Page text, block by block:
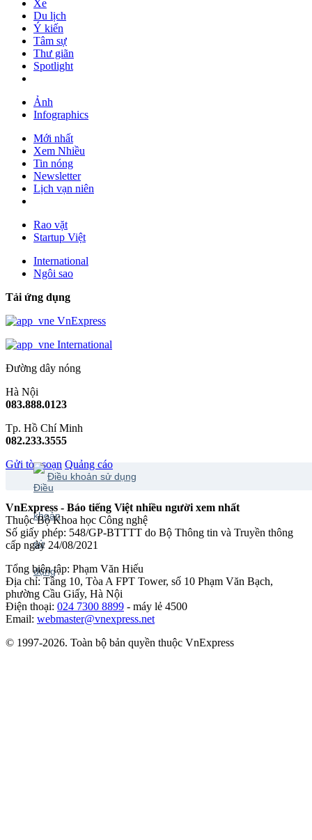
Xe
Du lịch
Ý kiến
Tâm sự
Thư giãn
Spotlight
Ảnh
Infographics
Mới nhất
Xem Nhiều
Tin nóng
Newsletter
Lịch vạn niên
Rao vặt
Startup Việt
International
Ngôi sao
Tải ứng dụng
VnExpress
International
Đường dây nóng
Hà Nội
083.888.0123
Tp. Hồ Chí Minh
082.233.3555
Gửi tòa soạn Quảng cáo
Điều khoản sử dụng
VnExpress - Báo tiếng Việt nhiều người xem nhất
Thuộc Bộ Khoa học Công nghệ
Số giấy phép: 548/GP-BTTTT do Bộ Thông tin và Truyền thông
cấp ngày 24/08/2021
Tổng biên tập: Phạm Văn Hiếu
Địa chỉ: Tầng 10, Tòa A FPT Tower, số 10 Phạm Văn Bạch,
phường Cầu Giấy, Hà Nội
Điện thoại: 024 7300 8899 - máy lẻ 4500
Email: webmaster@vnexpress.net
© 1997-2026. Toàn bộ bản quyền thuộc VnExpress